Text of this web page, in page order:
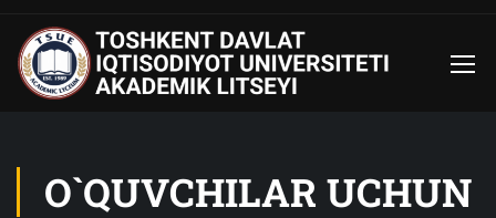
O`QUVCHILAR UCHUN